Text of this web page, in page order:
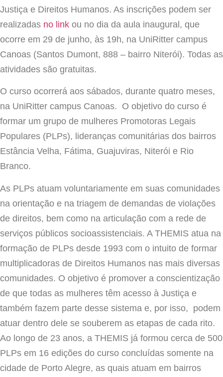
Justiça e Direitos Humanos. As inscrições podem ser
realizadas no link ou no dia da aula inaugural, que
ocorre em 29 de junho, às 19h, na UniRitter campus
Canoas (Santos Dumont, 888 – bairro Niterói). Todas as
atividades são gratuitas.
O curso ocorrerá aos sábados, durante quatro meses,
na UniRitter campus Canoas. O objetivo do curso é
formar um grupo de mulheres Promotoras Legais
Populares (PLPs), lideranças comunitárias dos bairros
Estância Velha, Fátima, Guajuviras, Niterói e Rio
Branco.
As PLPs atuam voluntariamente em suas comunidades
na orientação e na triagem de demandas de violações
de direitos, bem como na articulação com a rede de
serviços públicos socioassistenciais. A THEMIS atua na
formação de PLPs desde 1993 com o intuito de formar
multiplicadoras de Direitos Humanos nas mais diversas
comunidades. O objetivo é promover a conscientização
de que todas as mulheres têm acesso à Justiça e
também fazem parte desse sistema e, por isso, podem
atuar dentro dele se souberem as etapas de cada rito.
Ao longo de 23 anos, a THEMIS já formou cerca de 500
PLPs em 16 edições do curso concluídas somente na
cidade de Porto Alegre, as quais atuam em bairros